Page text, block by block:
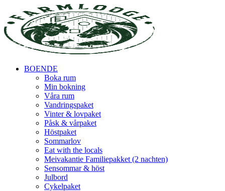
BOENDE
Boka rum
Min bokning
Våra rum
Vandringspaket
Vinter & lovpaket
Påsk & vårpaket
Höstpaket
Sommarlov
Eat with the locals
Meivakantie Familiepakket (2 nachten)
Sensommar & höst
Julbord
Cykelpaket